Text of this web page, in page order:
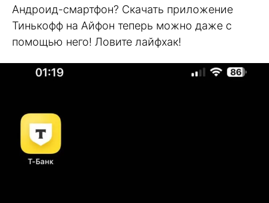
Андроид-смартфон? Скачать приложение
Тинькофф на Айфон теперь можно даже с
помощью него! Ловите лайфхак!